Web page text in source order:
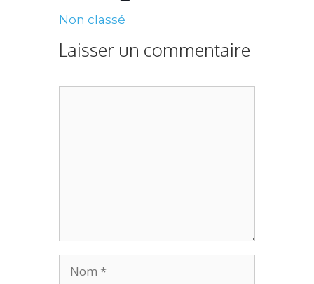
Non classé
Laisser un commentaire
Nom